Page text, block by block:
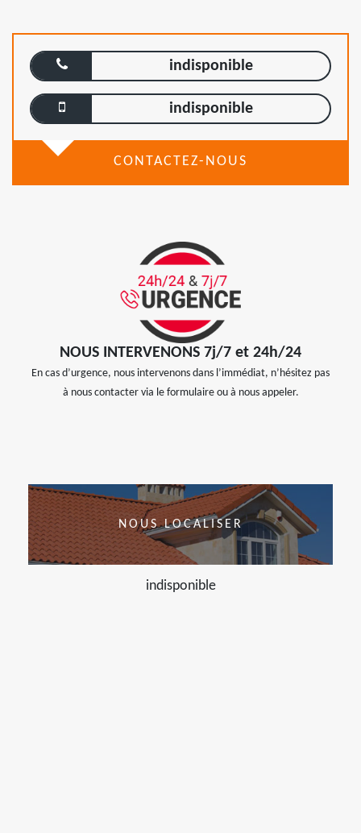
indisponible
indisponible
CONTACTEZ-NOUS
NOUS INTERVENONS 7j/7 et 24h/24
En cas d’urgence, nous intervenons dans l’immédiat, n’hésitez pas
à nous contacter via le formulaire ou à nous appeler.
NOUS LOCALISER
indisponible